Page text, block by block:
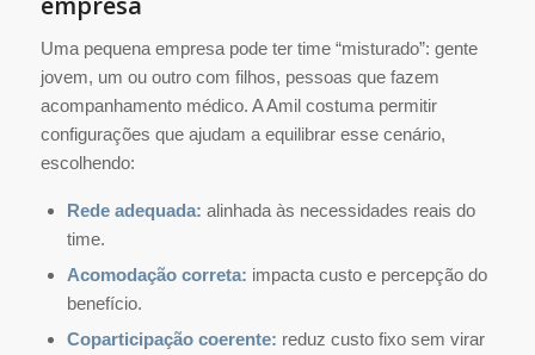
Uma pequena empresa pode ter time “misturado”: gente
jovem, um ou outro com filhos, pessoas que fazem
acompanhamento médico. A Amil costuma permitir
configurações que ajudam a equilibrar esse cenário,
escolhendo:
Rede adequada: alinhada às necessidades reais do
time.
Acomodação correta: impacta custo e percepção do
benefício.
Coparticipação coerente: reduz custo fixo sem virar